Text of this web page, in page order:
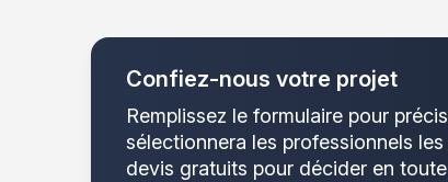
Confiez-nous votre projet
Remplissez le formulaire pour
sélectionnera les professionnels
devis gratuits pour décider en